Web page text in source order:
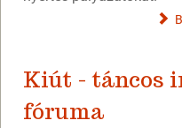
Kiút - táncos
fóruma